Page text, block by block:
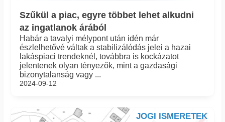
Szűkül a piac, egyre többet lehet alkudni
az ingatlanok árából
Habár a tavalyi mélypont után idén már
észlelhetővé váltak a stabilizálódás jelei a hazai
lakáspiaci trendeknél, továbbra is kockázatot
jelentenek olyan tényezők, mint a gazdasági
bizonytalanság vagy ...
2024-09-12
JOGI ISMERETEK